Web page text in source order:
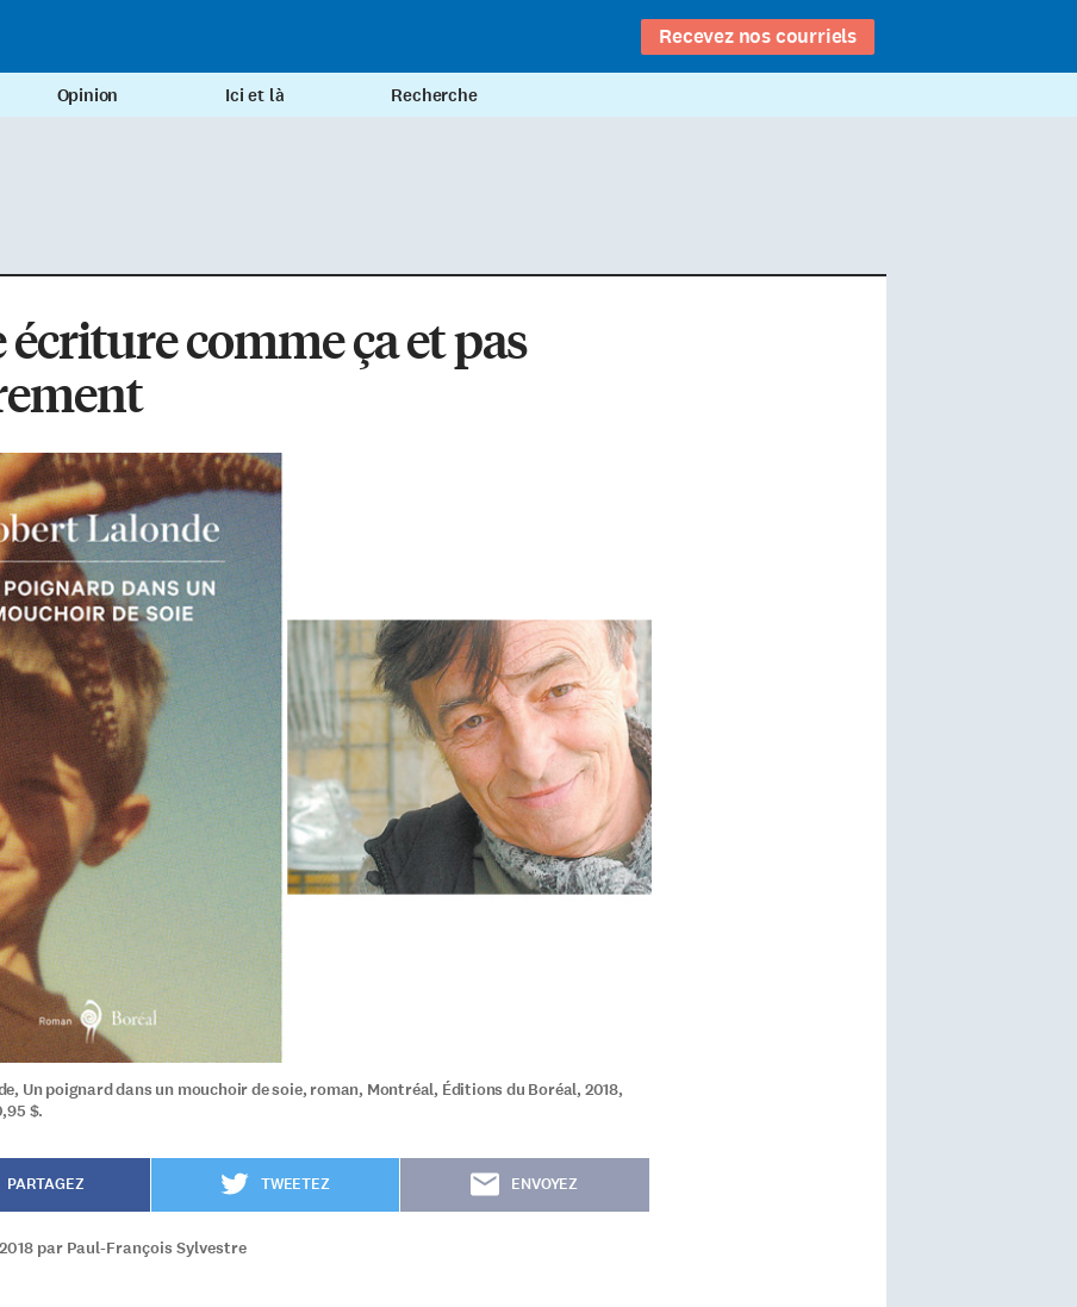
Recevez nos courriels
Opinion Ici et là Recherche
écriture comme ça et pas
Un poignard dans un mouchoir de soie, roman, Montréal, Éditions du Boréal, 2018,
$.
PARTAGEZ TWEETEZ ENVOYEZ
par Paul-François Sylvestre